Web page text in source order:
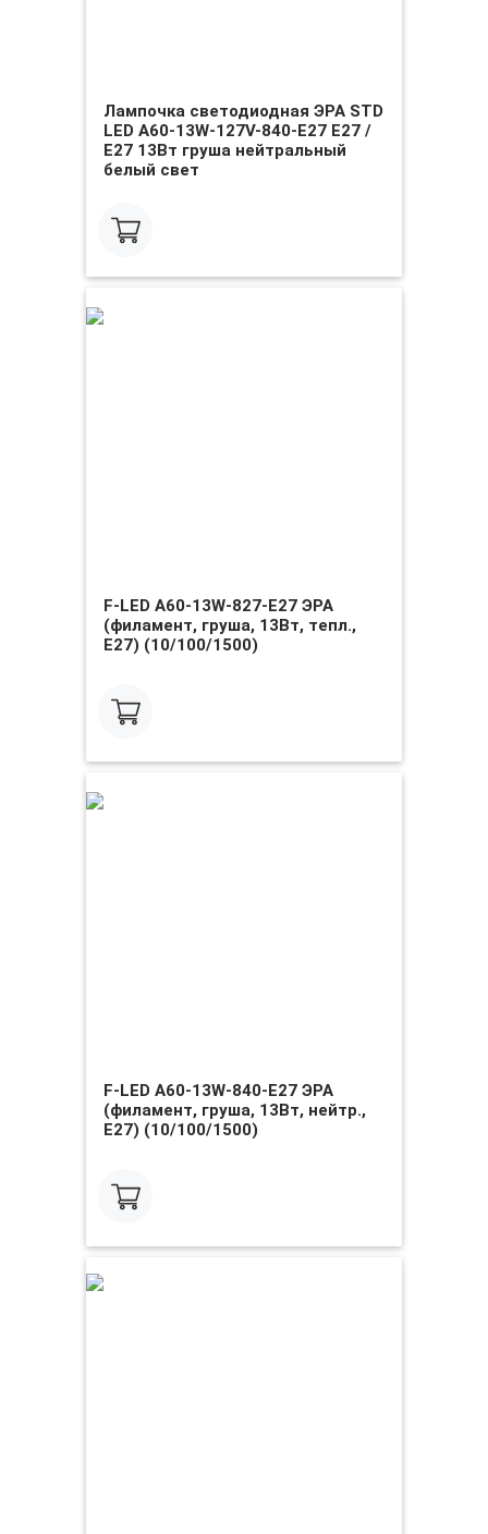
Лампочка светодиодная ЭРА STD
LED A60-13W-127V-840-E27 E27 /
Е27 13Вт груша нейтральный
белый свет
F-LED A60-13W-827-E27 ЭРА
(филамент, груша, 13Вт, тепл.,
Е27) (10/100/1500)
F-LED A60-13W-840-E27 ЭРА
(филамент, груша, 13Вт, нейтр.,
Е27) (10/100/1500)